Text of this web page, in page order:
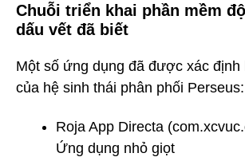
Chuỗi triển khai phần mềm
dấu vết đã biết
Một số ứng dụng đã được xác định
của hệ sinh thái phân phối Perseus:
Roja App Directa
Ứng dụng nhỏ giọt